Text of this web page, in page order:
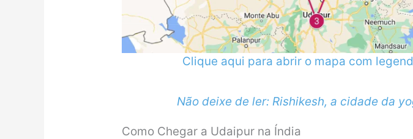
Clique aqui para abrir o mapa com
Não deixe de ler: Rishikesh, a cidade da
Como Chegar a Udaipur na Índia